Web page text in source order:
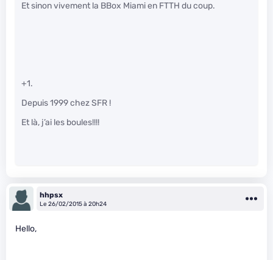
Et sinon vivement la BBox Miami en FTTH du coup.
+1.
Depuis 1999 chez SFR !
Et là, j’ai les boules!!!!
hhpsx
Le 26/02/2015 à 20h24
Hello,